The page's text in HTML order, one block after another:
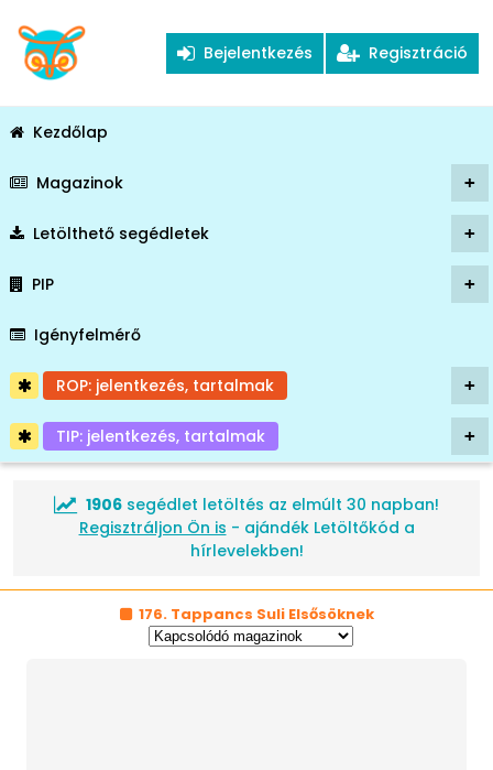
Bejelentkezés Regisztráció
Kezdőlap
+
Magazinok
+
Letölthető segédletek
+
PIP
Igényfelmérő
+
ROP: jelentkezés, tartalmak
+
TIP: jelentkezés, tartalmak
1906 segédlet letöltés az elmúlt 30 napban!
Regisztráljon Ön is - ajándék Letöltőkód a
hírlevelekben!
176. Tappancs Suli Elsősöknek